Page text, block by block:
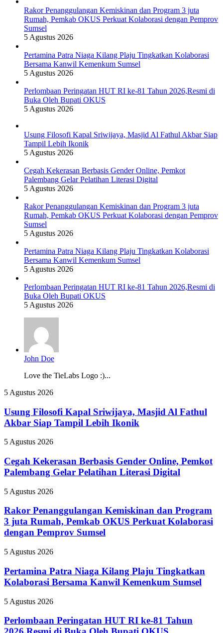
Rakor Penanggulangan Kemiskinan dan Program 3 juta
Rumah, Pemkab OKUS Perkuat Kolaborasi dengan Pemprov
Sumsel
5 Agustus 2026
Pertamina Patra Niaga Kilang Plaju Tingkatkan Kolaborasi
Bersama Kanwil Kemenkum Sumsel
5 Agustus 2026
Perlombaan Peringatan HUT RI ke-81 Tahun 2026,Resmi di
Buka Oleh Bupati OKUS
5 Agustus 2026
Usung Filosofi Kapal Sriwijaya, Masjid Al Fathul Akbar Siap
Tampil Lebih Ikonik
5 Agustus 2026
Cegah Kekerasan Berbasis Gender Online, Pemkot
Palembang Gelar Pelatihan Literasi Digital
5 Agustus 2026
Rakor Penanggulangan Kemiskinan dan Program 3 juta
Rumah, Pemkab OKUS Perkuat Kolaborasi dengan Pemprov
Sumsel
5 Agustus 2026
Pertamina Patra Niaga Kilang Plaju Tingkatkan Kolaborasi
Bersama Kanwil Kemenkum Sumsel
5 Agustus 2026
Perlombaan Peringatan HUT RI ke-81 Tahun 2026,Resmi di
Buka Oleh Bupati OKUS
5 Agustus 2026
John Doe
Love the TieLabs Logo :)...
Usung
Kapal
Sriwijaya,
Masjid
Fathul
Siap
Tampil
Ikonik
5 Agustus 2026
Usung Filosofi Kapal Sriwijaya, Masjid Al Fathul
Akbar Siap Tampil Lebih Ikonik
Cegah
Berbasis
Gender
Online,
Palembang
Pelatihan
Literasi
Digital
5 Agustus 2026
Cegah Kekerasan Berbasis Gender Online, Pemkot
Palembang Gelar Pelatihan Literasi Digital
Rakor
Kemiskinan
dan
Program
3
Rumah,
OKUS
Perkuat
dengan
Pemprov
Sumsel
5 Agustus 2026
Rakor Penanggulangan Kemiskinan dan Program
3 juta Rumah, Pemkab OKUS Perkuat Kolaborasi
dengan Pemprov Sumsel
Pertamina
Niaga
Kilang
Plaju
Kolaborasi
Kanwil
5 Agustus 2026
Pertamina Patra Niaga Kilang Plaju Tingkatkan
Kolaborasi Bersama Kanwil Kemenkum Sumsel
Perlombaan
HUT
RI
5 Agustus 2026
Perlombaan Peringatan HUT RI ke-81 Tahun